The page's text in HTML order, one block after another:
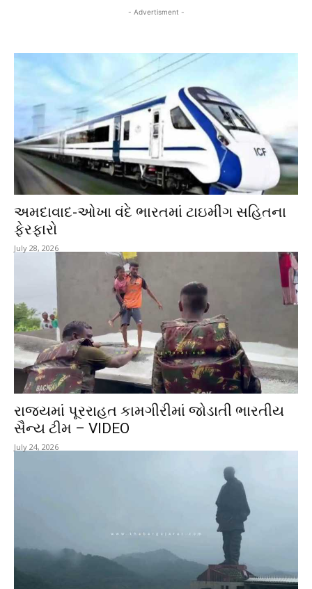
- Advertisment -
અમદાવાદ-ઓખા વંદે ભારતમાં ટાઇમીંગ સહિતના
ફેરફારો
July 28, 2026
રાજ્યમાં પૂરરાહત કામગીરીમાં જોડાતી ભારતીય
સૈન્ય ટીમ – VIDEO
July 24, 2026